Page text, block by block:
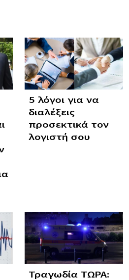
5 λόγοι για να
διαλέξεις
προσεκτικά τον
λογιστή σου
Τραγωδία ΤΩΡΑ: